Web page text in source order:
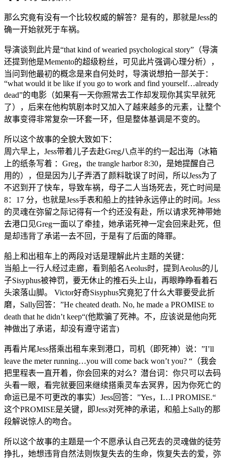
那么究竟有没有一个比较权威的解答？是有的，那就是Jess的
确一开始就死于车祸。
导演谈到此片是“that kind of wearied psychological story”（导演
还提到他是Memento的超级粉丝，可见此片强调心理分析），
当问到他最初的概念是来自何处时，导演说想拍一部关于：
“what would it be like if you go to work and find yourself…already
dead”的电影（如果有一天你照常去工作却发现你其实早就死
了），后来在他构筑剧本时又加入了越来越多的元素，让整个
故事变得非常复杂一环套一环，但是整体基调是不变的。
所以这个故事的全貌大致如下：
周六早上，Jess带着儿子去赴Greg八点半的约一起出海（冰箱
上的纸条写着 ：Greg，the trangle harbor 8:30，是她提醒自己
用的），但是因为儿子弄洒了颜料耽误了时间，所以Jess为了
不迟到开了快车，导致车祸，母子二人当场死去，死亡时间是
8：17 分，也就是Jess手表和船上的挂钟永远停止的时间。Jess
的灵魂在弥留之际记得有一个约还没有赴，所以请求死神带她
去港口见Greg一面以了牵挂，她承诺死神一定会回来赴死，但
是却违背了承诺一去不回，于是有了后面的降罪。
船上和出租车上的两段对话是理解此片主题的关键：
当船上一行人经过走廊，看到船名Aeolus时，提到Aeolus的儿
子Sisyphus被神罚，要无休止的推石头上山，再眼睁睁看着石
头滚落山脚。 Victor好奇Sisyphus究竟犯了什么大罪要受此折
磨，Sally回答：”He cheated death. No, he made a PROMISE to
death that he didn’t keep“(他欺骗了死神。不，应该说是他向死
神做出了承诺，却没有遵守诺言)
再看片尾Jess搭乘出租车来到港口，司机（即死神）说：”I’ll
leave the meter running…you will come back won’t you? “（我会
把里程表一直开着，你会回来的对么？潜台词：你只可以去码
头看一眼，看完就要回来继续搭乘灵车去冥界，因为你死亡的
命运已是不可更改的事实）Jess回答：”Yes，I…I PROMISE.“
这个PROMISE是关键，即Jess对死神的承诺，和船上Sally的那
段解说惊人的吻合。
所以这个故事的主题是一个不愿承认自己死去的灵魂做的徒劳
挣扎，她想违背自然法则恢复失去的生命，恢复失去的爱，弥